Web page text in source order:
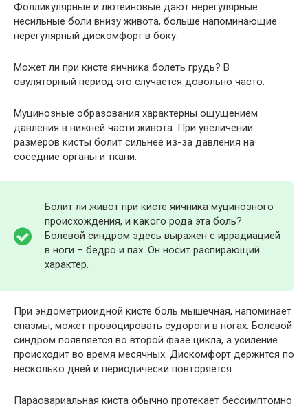
Фолликулярные и лютеиновые дают нерегулярные
несильные боли внизу живота, больше напоминающие
нерегулярный дискомфорт в боку.
Может ли при кисте яичника болеть грудь? В
овуляторный период это случается довольно часто.
Муцинозные образования характерны ощущением
давления в нижней части живота. При увеличении
размеров кисты болит сильнее из-за давления на
соседние органы и ткани.
Болит ли живот при кисте яичника муцинозного
происхождения, и какого рода эта боль?
Болевой синдром здесь выражен с иррадиацией
в ноги – бедро и пах. Он носит распирающий
характер.
При эндометриоидной кисте боль мышечная, напоминает
спазмы, может провоцировать судороги в ногах. Болевой
синдром появляется во второй фазе цикла, а усиление
происходит во время месячных. Дискомфорт держится по
несколько дней и периодически повторяется.
Параовариальная киста обычно протекает бессимптомно